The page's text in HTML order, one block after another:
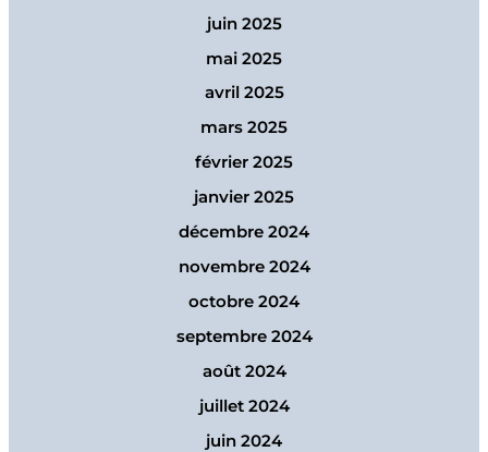
juin 2025
mai 2025
avril 2025
mars 2025
février 2025
janvier 2025
décembre 2024
novembre 2024
octobre 2024
septembre 2024
août 2024
juillet 2024
juin 2024